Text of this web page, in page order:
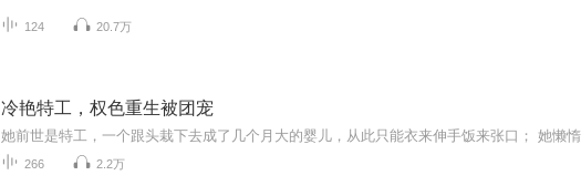
124 20.7万
冷艳特工，权色重生被团宠
266 2.2万